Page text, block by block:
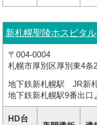
新札幌聖陵ホスピタル
〒004-0004
札幌市厚別区厚別東4条
地下鉄新札幌駅 JR新
地下鉄新札幌駅9番出口
HD台